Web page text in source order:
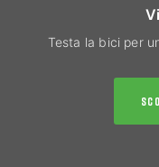
Testa la bici per